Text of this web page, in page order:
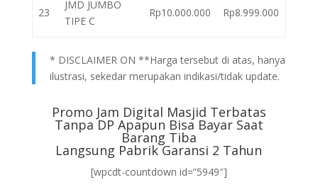
23
JMD JUMBO
TIPE C
Rp10.000.000 Rp8.999.000
* DISCLAIMER ON **Harga tersebut di atas, hanya
ilustrasi, sekedar merupakan indikasi/tidak update.
Promo Jam Digital Masjid Terbatas
Tanpa DP Apapun Bisa Bayar Saat
Barang Tiba
Langsung Pabrik Garansi 2 Tahun
[wpcdt-countdown id=”5949″]